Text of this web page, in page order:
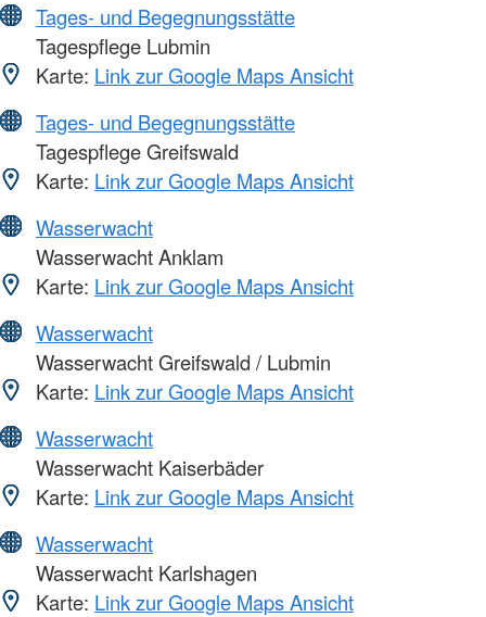
Tages- und Begegnungsstätte
Tagespflege Lubmin
Karte: Link zur Google Maps Ansicht
Tages- und Begegnungsstätte
Tagespflege Greifswald
Karte: Link zur Google Maps Ansicht
Wasserwacht
Wasserwacht Anklam
Karte: Link zur Google Maps Ansicht
Wasserwacht
Wasserwacht Greifswald / Lubmin
Karte: Link zur Google Maps Ansicht
Wasserwacht
Wasserwacht Kaiserbäder
Karte: Link zur Google Maps Ansicht
Wasserwacht
Wasserwacht Karlshagen
Karte: Link zur Google Maps Ansicht